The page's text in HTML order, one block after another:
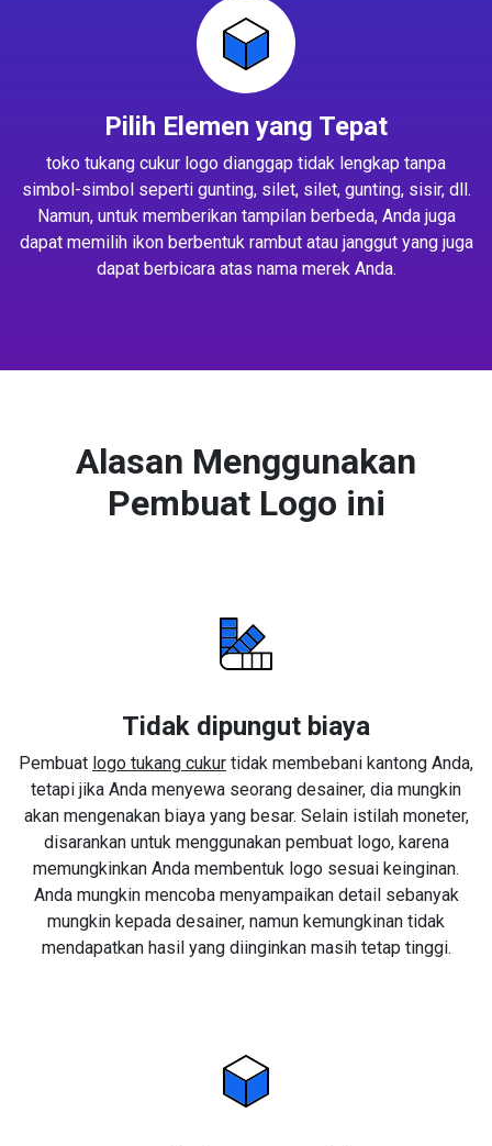
Pilih Elemen yang Tepat
toko tukang cukur logo dianggap tidak lengkap tanpa
simbol-simbol seperti gunting, silet, silet, gunting, sisir, dll.
Namun, untuk memberikan tampilan berbeda, Anda juga
dapat memilih ikon berbentuk rambut atau janggut yang juga
dapat berbicara atas nama merek Anda.
Alasan Menggunakan
Pembuat Logo ini
Tidak dipungut biaya
Pembuat logo tukang cukur tidak membebani kantong Anda,
tetapi jika Anda menyewa seorang desainer, dia mungkin
akan mengenakan biaya yang besar. Selain istilah moneter,
disarankan untuk menggunakan pembuat logo, karena
memungkinkan Anda membentuk logo sesuai keinginan.
Anda mungkin mencoba menyampaikan detail sebanyak
mungkin kepada desainer, namun kemungkinan tidak
mendapatkan hasil yang diinginkan masih tetap tinggi.